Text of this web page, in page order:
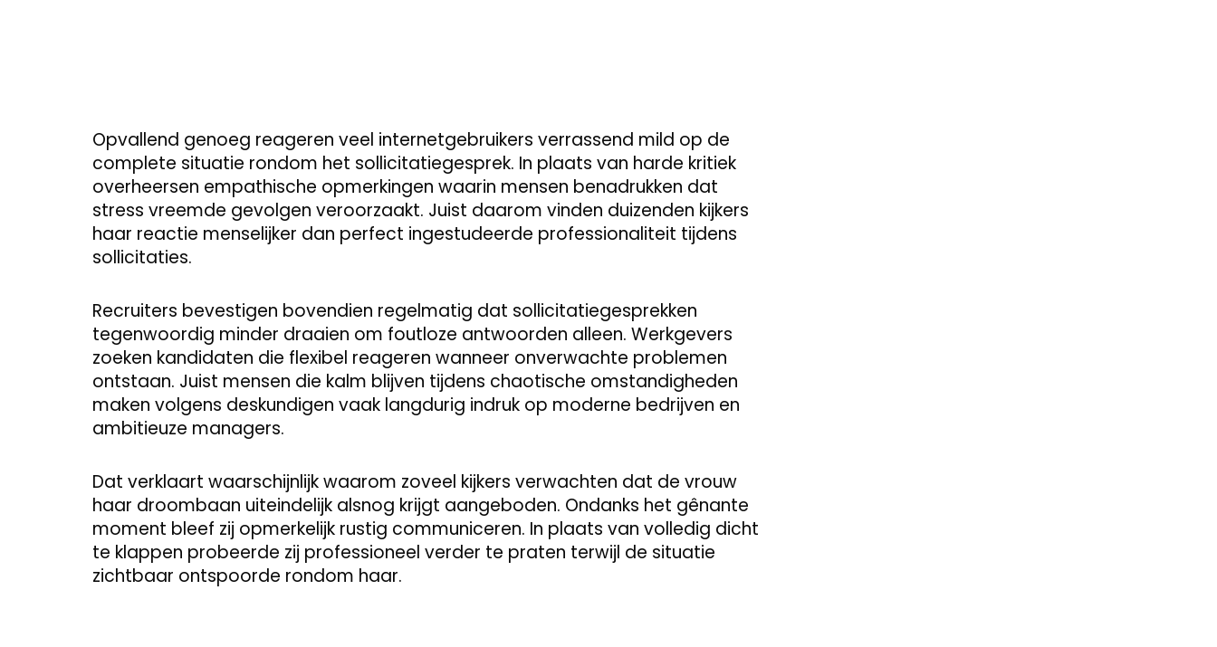
Opvallend genoeg reageren veel internetgebruikers verrassend mild op de
complete situatie rondom het sollicitatiegesprek. In plaats van harde kritiek
overheersen empathische opmerkingen waarin mensen benadrukken dat
stress vreemde gevolgen veroorzaakt. Juist daarom vinden duizenden kijkers
haar reactie menselijker dan perfect ingestudeerde professionaliteit tijdens
sollicitaties.
Recruiters bevestigen bovendien regelmatig dat sollicitatiegesprekken
tegenwoordig minder draaien om foutloze antwoorden alleen. Werkgevers
zoeken kandidaten die flexibel reageren wanneer onverwachte problemen
ontstaan. Juist mensen die kalm blijven tijdens chaotische omstandigheden
maken volgens deskundigen vaak langdurig indruk op moderne bedrijven en
ambitieuze managers.
Dat verklaart waarschijnlijk waarom zoveel kijkers verwachten dat de vrouw
haar droombaan uiteindelijk alsnog krijgt aangeboden. Ondanks het gênante
moment bleef zij opmerkelijk rustig communiceren. In plaats van volledig dicht
te klappen probeerde zij professioneel verder te praten terwijl de situatie
zichtbaar ontspoorde rondom haar.